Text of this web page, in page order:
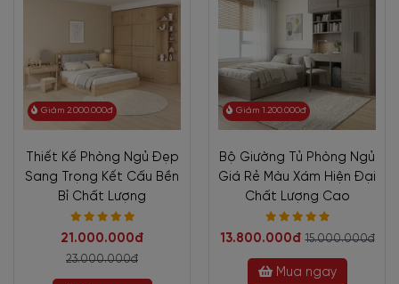
Giảm 2.000.000đ
Thiết Kế Phòng Ngủ Đẹp
Sang Trọng Kết Cấu Bền
Bỉ Chất Lượng
21.000.000đ
23.000.000đ
Giảm 1.200.000đ
Bộ Giường Tủ Phòng Ngủ
Giá Rẻ Màu Xám Hiện Đại
Chất Lượng Cao
13.800.000đ 15.000.000đ
Mua ngay